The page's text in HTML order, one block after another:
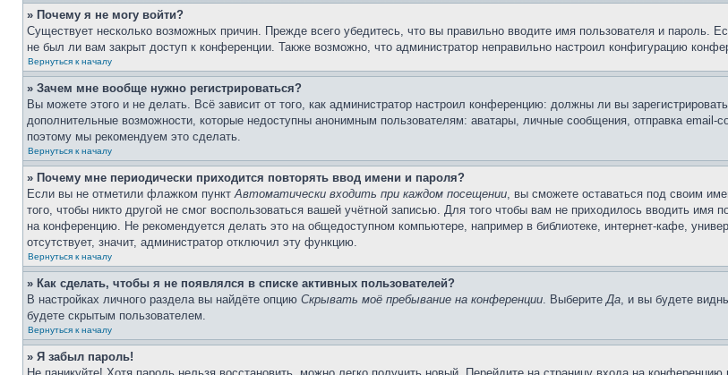
» Почему я не могу войти?
Существует несколько возможных причин. Прежде всего убедитесь, что вы правильно вводите имя пользователя и пароль.
не был ли вам закрыт доступ к конференции. Также возможно, что администратор неправильно настроил конфигурацию
Вернуться к началу
» Зачем мне вообще нужно регистрироваться?
Вы можете этого и не делать. Всё зависит от того, как администратор настроил конференцию: должны ли вы
дополнительные возможности, которые недоступны анонимным пользователям: аватары, личные сообщения, отправка email-
поэтому мы рекомендуем это сделать.
Вернуться к началу
» Почему мне периодически приходится повторять ввод имени и пароля?
Если вы не отметили флажком пунктАвтоматически входить при каждом посещении, вы сможете оставаться под своим
того, чтобы никто другой не смог воспользоваться вашей учётной записью. Для того чтобы вам не приходилось вводить
на конференцию. Не рекомендуется делать это на общедоступном компьютере, например в библиотеке, интернет-кафе,
отсутствует, значит, администратор отключил эту функцию.
Вернуться к началу
» Как сделать, чтобы я не появлялся в списке активных пользователей?
В настройках личного раздела вы найдёте опцию Скрывать моё пребывание на конференции. ВыберитеДа, и вы будете
будете скрытым пользователем.
Вернуться к началу
» Я забыл пароль!